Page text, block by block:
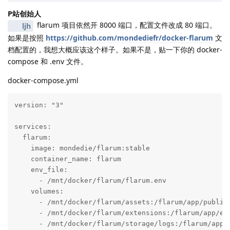
P站创始人
ljh
flarum 项目依然开 8000 端口，配置文件改成 80 端口。
如果是按照 https://github.com/mondediefr/docker-flarum 文
档配置的，我想大概应该这个样子。如果不是，贴一下你的 docker-
compose 和 .env 文件。
docker-compose.yml
version: "3"
services:
  flarum:
    image: mondedie/flarum:stable
    container_name: flarum
    env_file:
      - /mnt/docker/flarum/flarum.env
    volumes:
- /mnt/docker/flarum/assets:/flarum/app/
- /mnt/docker/flarum/extensions:/flarum/app/
- /mnt/docker/flarum/storage/logs:/flarum/app/